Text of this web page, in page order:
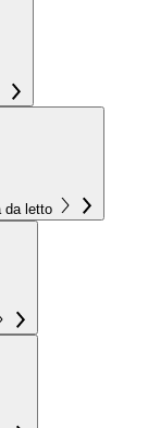
da letto